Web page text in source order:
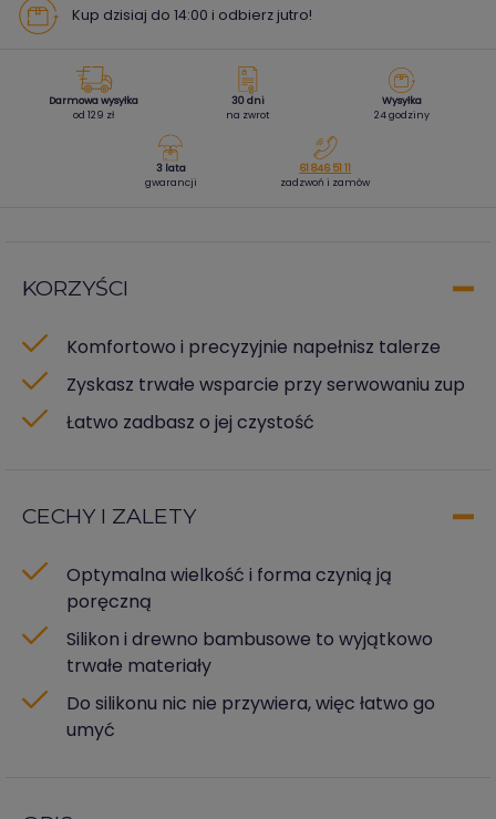
Kup dzisiaj do 14:00 i odbierz jutro!
Darmowa wysyłka
od 129 zł
30 dni
na zwrot
Wysyłka
24 godziny
3 lata
gwarancji
61 846 51 11
zadzwoń i zamów
KORZYŚCI
Komfortowo i precyzyjnie napełnisz talerze
Zyskasz trwałe wsparcie przy serwowaniu zup
Łatwo zadbasz o jej czystość
CECHY I ZALETY
Optymalna wielkość i forma czynią ją
poręczną
Silikon i drewno bambusowe to wyjątkowo
trwałe materiały
Do silikonu nic nie przywiera, więc łatwo go
umyć